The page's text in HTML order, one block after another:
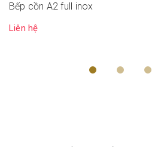
Bếp cồn A2 full inox
Liên hệ